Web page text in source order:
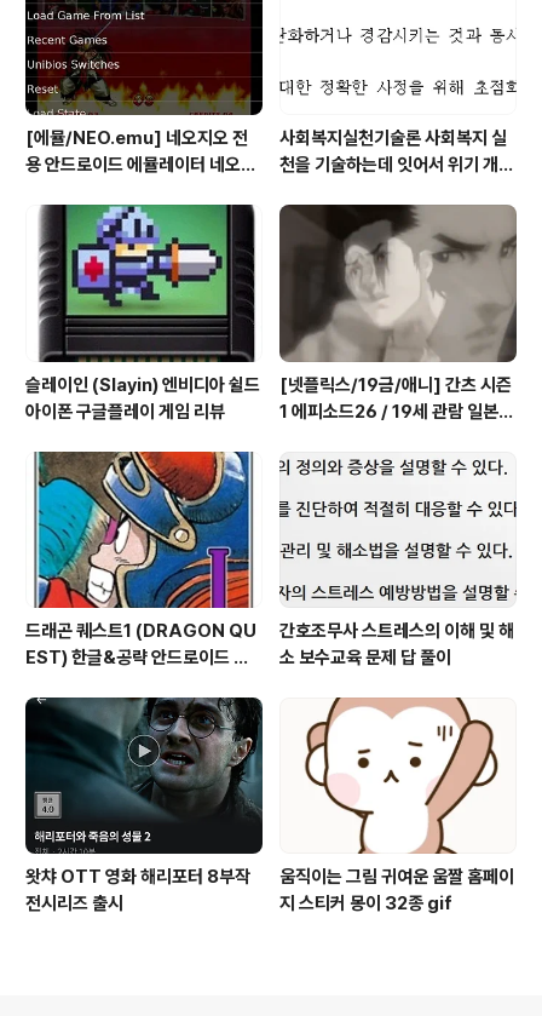
h) 무료 게임 리뷰 시작합니다 ..
[에뮬/NEO.emu] 네오지오 전
용 안드로이드 에뮬레이터 네오지
폰 테이크HD Android Emul G
ame)
사회복지실천기술론 사회복지 실
천을 기술하는데 잇어서 위기 개입
개입 과정을 설명하시오
슬레이인 (Slayin) 엔비디아 쉴드
아이폰 구글플레이 게임 리뷰
[넷플릭스/19금/애니] 간츠 시즌
1 에피소드26 / 19세 관람 일본
드래곤 퀘스트1 (DRAGON QU
EST) 한글&공략 안드로이드 엔
간호조무사 스트레스의 이해 및 해
소 보수교육 문제 답 풀이
왓챠 OTT 영화 해리포터 8부작
전시리즈 출시
움직이는 그림 귀여운 움짤 홈페이
지 스티커 몽이 32종 gif